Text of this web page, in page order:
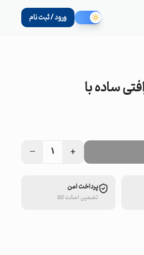
ورود / ثبت نام
+
1
−
پرداخت امن
تضمین اصالت کالا